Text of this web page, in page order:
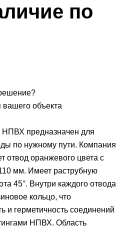
по
вашего объекта
НПВХ предназначен для
по нужному пути. Компания
отвод оранжевого цвета с
мм. Имеет раструбную
45°. Внутри каждого отвода
кольцо, что
и герметичность соединений
НПВХ. Область